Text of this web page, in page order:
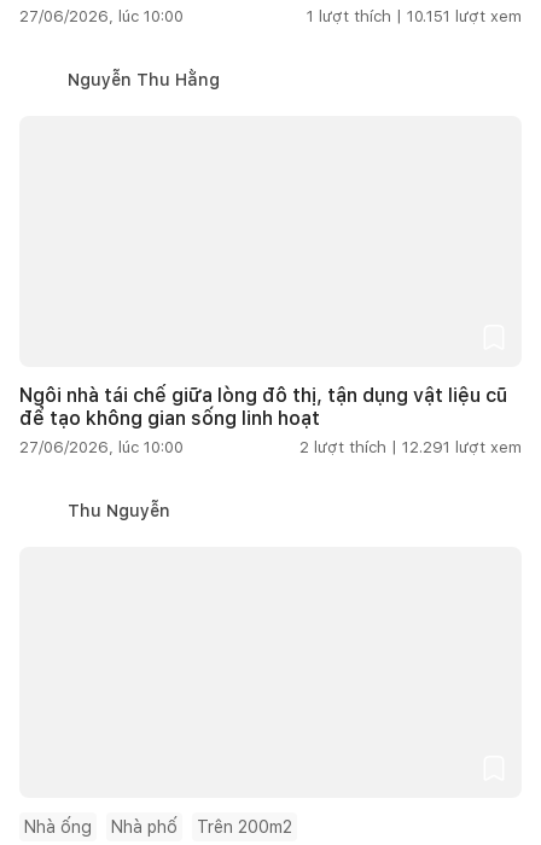
27/06/2026, lúc 10:00 1 lượt thích | 10.151 lượt xem
Nguyễn Thu Hằng
Ngôi nhà tái chế giữa lòng đô thị, tận dụng vật liệu cũ
để tạo không gian sống linh hoạt
27/06/2026, lúc 10:00 2 lượt thích | 12.291 lượt xem
Thu Nguyễn
Nhà ống Nhà phố Trên 200m2